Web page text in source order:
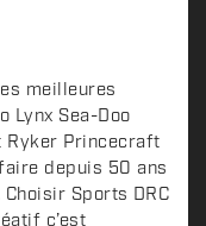
meilleures
Lynx Sea-Doo
Ryker Princecraft
depuis 50 ans
Sports DRC